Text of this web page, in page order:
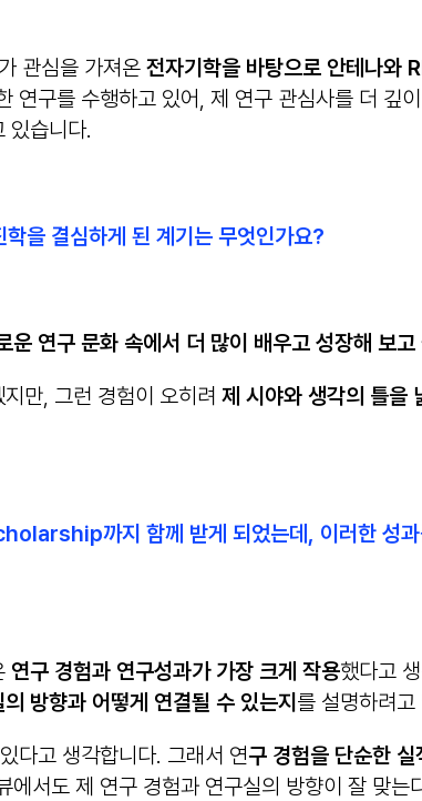
관심을 가져온 전자기학을 바탕으로 안테나와
구를 수행하고 있어, 제 연구 관심사를 더 깊
있습니다.
을 결심하게 된 계기는 무엇인가요?
운 연구 문화 속에서 더 많이 배우고 성장해 보고
만, 그런 경험이 오히려 제 시야와 생각의 틀을
까지 함께 받게 되었는데, 이러한 성과
연구 경험과 연구성과가 가장 크게 작용했다고
방향과 어떻게 연결될 수 있는지 를 설명하려
다고 생각합니다. 그래서 연구 경험을 단순한
에서도 제 연구 경험과 연구실의 방향이 잘 맞